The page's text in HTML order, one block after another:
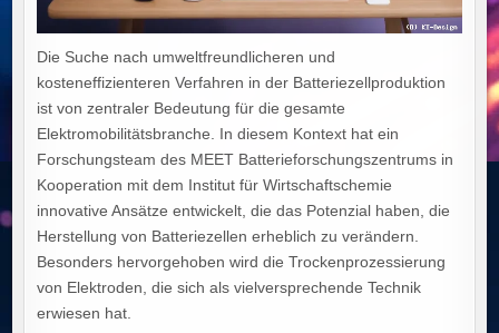
Die Suche nach umweltfreundlicheren und
kosteneffizienteren Verfahren in der Batteriezellproduktion
ist von zentraler Bedeutung für die gesamte
Elektromobilitätsbranche. In diesem Kontext hat ein
Forschungsteam des MEET Batterieforschungszentrums in
Kooperation mit dem Institut für Wirtschaftschemie
innovative Ansätze entwickelt, die das Potenzial haben, die
Herstellung von Batteriezellen erheblich zu verändern.
Besonders hervorgehoben wird die Trockenprozessierung
von Elektroden, die sich als vielversprechende Technik
erwiesen hat.